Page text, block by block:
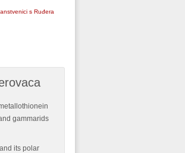
s Ruđera
gammarids
its polar